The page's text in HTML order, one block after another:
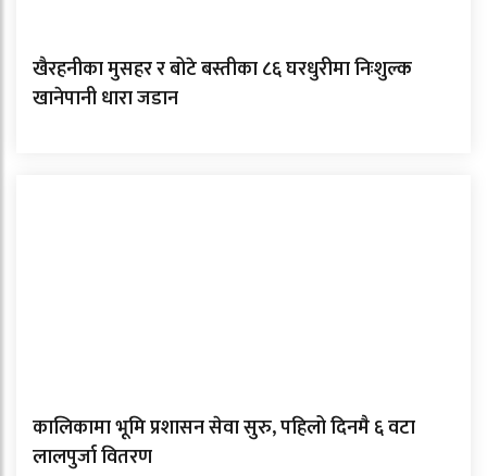
खैरहनीका मुसहर र बोटे बस्तीका ८६ घरधुरीमा निःशुल्क
खानेपानी धारा जडान
कालिकामा भूमि प्रशासन सेवा सुरु, पहिलो दिनमै ६ वटा
लालपुर्जा वितरण